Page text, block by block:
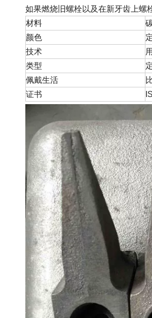
如果燃烧旧螺栓以及在新牙齿上螺
材料
颜色
技术
类型
佩戴生活
证书